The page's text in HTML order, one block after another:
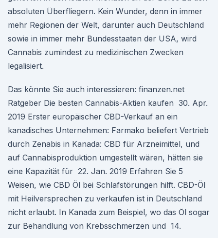
absoluten Überfliegern. Kein Wunder, denn in immer
mehr Regionen der Welt, darunter auch Deutschland
sowie in immer mehr Bundesstaaten der USA, wird
Cannabis zumindest zu medizinischen Zwecken
legalisiert.
Das könnte Sie auch interessieren: finanzen.net
Ratgeber Die besten Cannabis-Aktien kaufen 30. Apr.
2019 Erster europäischer CBD-Verkauf an ein
kanadisches Unternehmen: Farmako beliefert Vertrieb
durch Zenabis in Kanada: CBD für Arzneimittel, und
auf Cannabisproduktion umgestellt wären, hätten sie
eine Kapazität für 22. Jan. 2019 Erfahren Sie 5
Weisen, wie CBD Öl bei Schlafstörungen hilft. CBD-Öl
mit Heilversprechen zu verkaufen ist in Deutschland
nicht erlaubt. In Kanada zum Beispiel, wo das Öl sogar
zur Behandlung von Krebsschmerzen und 14.